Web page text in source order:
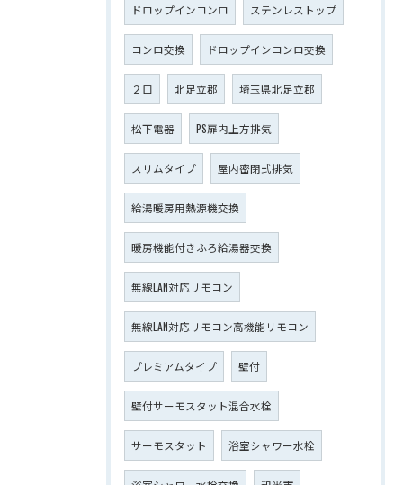
ドロップインコンロ ステンレストップ
コンロ交換 ドロップインコンロ交換
２口 北足立郡 埼玉県北足立郡
松下電器 PS扉内上方排気
スリムタイプ 屋内密閉式排気
給湯暖房用熱源機交換
暖房機能付きふろ給湯器交換
無線LAN対応リモコン
無線LAN対応リモコン高機能リモコン
プレミアムタイプ 壁付
壁付サーモスタット混合水栓
サーモスタット 浴室シャワー水栓